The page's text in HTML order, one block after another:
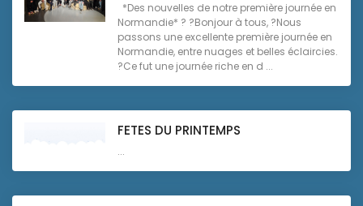
*Des nouvelles de notre première journée en
Normandie* ? ?Bonjour à tous, ?Nous
passons une excellente première journée en
Normandie, entre nuages et belles éclaircies.
?Ce fut une journée riche en d ...
FETES DU PRINTEMPS
...